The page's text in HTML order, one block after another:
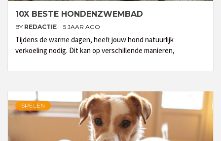
10X BESTE HONDENZWEMBAD
BY REDACTIE 5 JAAR AGO
Tijdens de warme dagen, heeft jouw hond natuurlijk
verkoeling nodig. Dit kan op verschillende manieren,
SPELEN